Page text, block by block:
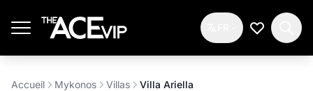
Ma Liste
Accueil Mykonos Villas Villa Ariella